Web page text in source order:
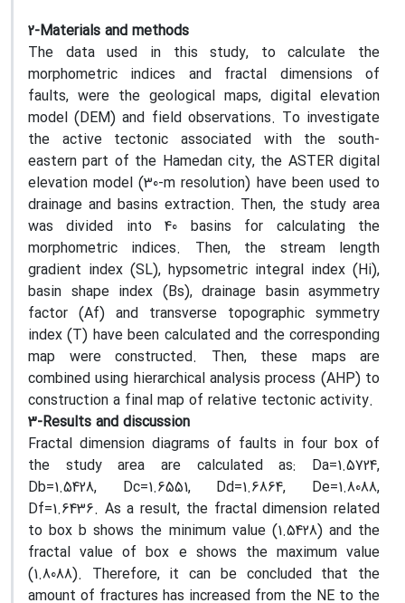
2-Materials and methods
The data used in this study, to calculate the
morphometric indices and fractal dimensions of
faults, were the geological maps, digital elevation
model (DEM) and field observations. To investigate
the active tectonic associated with the south-
eastern part of the Hamedan city, the ASTER digital
elevation model (30-m resolution) have been used to
drainage and basins extraction. Then, the study area
was divided into 40 basins for calculating the
morphometric indices. Then, the stream length
gradient index (SL), hypsometric integral index (Hi),
basin shape index (Bs), drainage basin asymmetry
factor (Af) and transverse topographic symmetry
index (T) have been calculated and the corresponding
map were constructed. Then, these maps are
combined using hierarchical analysis process (AHP) to
construction a final map of relative tectonic activity.
3-Results and discussion
Fractal dimension diagrams of faults in four box of
the study area are calculated as: Da=1.5724,
Db=1.5428, Dc=1.6551, Dd=1.6864, De=1.8088,
Df=1.6436. As a result, the fractal dimension related
to box b shows the minimum value (1.5428) and the
fractal value of box e shows the maximum value
(1.8088). Therefore, it can be concluded that the
amount of fractures has increased from the NE to the